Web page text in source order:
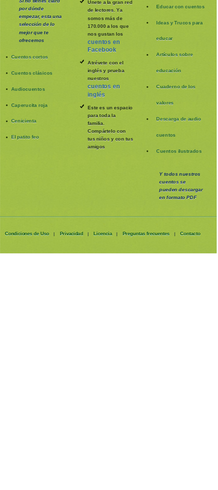
por dónde
empezar, esta una
selección de lo
mejor que te
ofrecemos
Cuentos cortos
Cuentos clásicos
Audiocuentos
Caperucita roja
Cenicienta
El patito feo
Únete a la gran red
de lectores. Ya
somos más de
170.000 a los que
nos gustan los
cuentos en
Facebook
Atrévete con el
inglés y prueba
nuestros
cuentos en
inglés
Este es un espacio
para toda la
familia
Compártelo con
tus niños y con tus
amigos
Educar con cuentos
Ideas y Trucos para
educar
Artículos sobre
educación
Cuaderno de los
valores
Descarga de audio
cuentos
Cuentos ilustrados
Y todos nuestros
cuentos se
puedendescargar
en formato PDF
Condiciones de Uso | Privacidad | Licencia | Preguntas frecuentes | Contacto